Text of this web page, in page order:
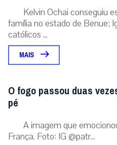
Kelvin Ochai conseguiu
família no estado de Benue;
católicos ...
MAIS
O fogo passou duas
pé
A imagem que
França. Foto: IG @patr...